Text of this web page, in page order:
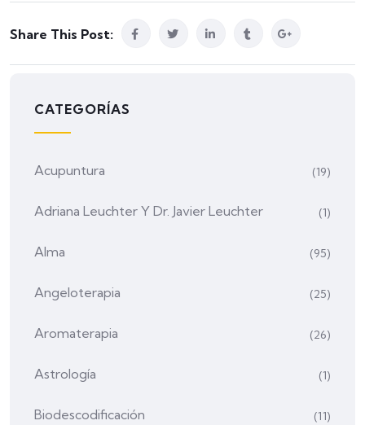
Share This Post:
CATEGORÍAS
Acupuntura (19)
Adriana Leuchter Y Dr. Javier Leuchter (1)
Alma (95)
Angeloterapia (25)
Aromaterapia (26)
Astrología (1)
Biodescodificación (11)